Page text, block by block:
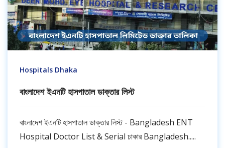
Hospitals Dhaka
বাংলাদেশ ইএনটি হাসপাতাল ডাক্তার লিস্ট
বাংলাদেশ ইএনটি হাসপাতাল ডাক্তার লিস্ট - Bangladesh ENT
Hospital Doctor List & Serial ঢাকার Bangladesh.....